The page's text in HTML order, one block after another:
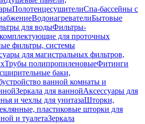
ПолотенцесушителиСпа-бассейны с
ВодонагревателиБытовые
для водыФильтры-
для проточных
фильтры, системы
для магистральных фильтров,
Трубы полипропиленовыеФитинги
баки,
ванной комнаты и
Зеркала для ваннойАксессуары для
и чехлы для унитазаШторки,
пластиковые шторки для
и туалетаЗеркала